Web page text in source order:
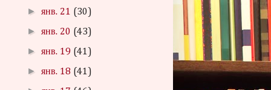
►янв. 21 (30)
►янв. 20 (43)
►янв. 19 (41)
►янв. 18 (41)